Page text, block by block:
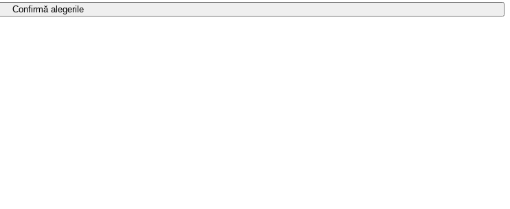
Confirmă alegerile